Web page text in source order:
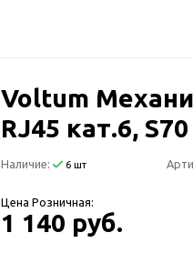
Voltum
RJ45 кат.6, S70
Наличие: 6 шт
Цена Розничная:
1 140 руб.